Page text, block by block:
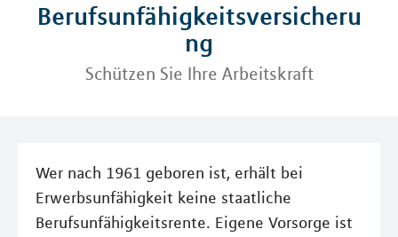
Berufsunfähigkeitsversicheru
ng
Schützen Sie Ihre Arbeitskraft
Wer nach 1961 geboren ist, erhält bei
Erwerbsunfähigkeit keine staatliche
Berufsunfähigkeitsrente. Eigene Vorsorge ist